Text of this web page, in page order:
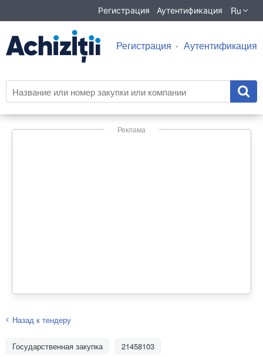
Регистрация Аутентификация Ru
Регистрация Аутентификация
Реклама
Назад к тендеру
Государственная закупка 21458103